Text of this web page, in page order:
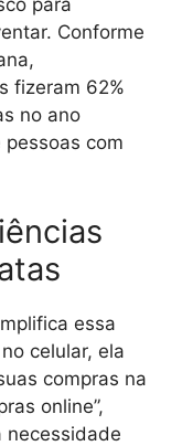
para
Conforme
fizeram 62%
no ano
com
essa
celular, ela
compras na
online”,
necessidade